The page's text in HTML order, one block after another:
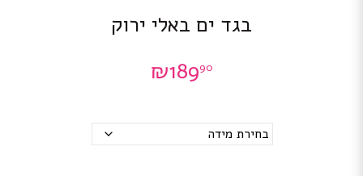
בגד ים באלי ירוק
₪18990
מידות